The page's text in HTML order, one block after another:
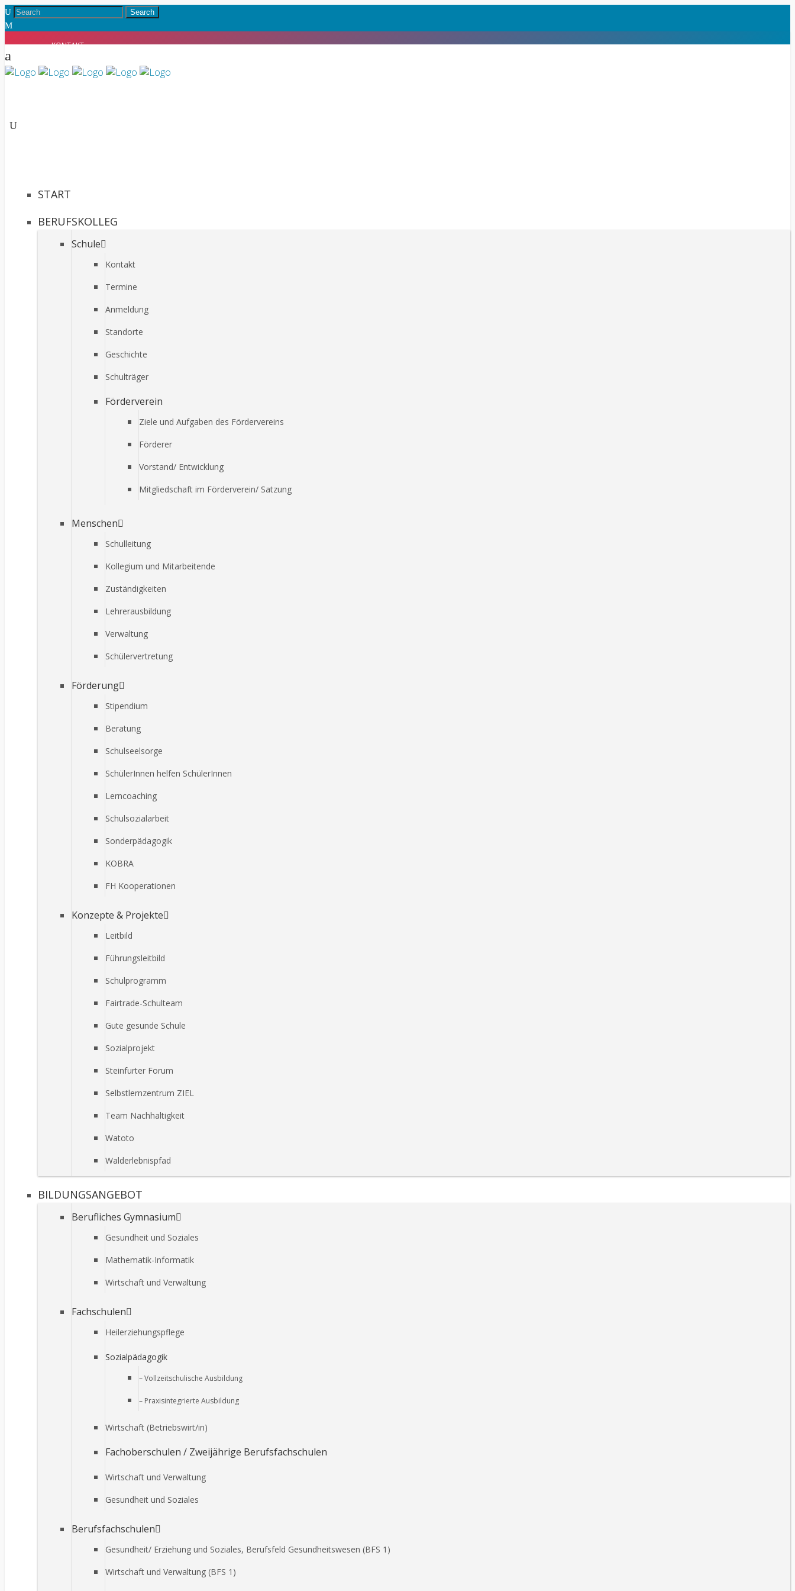
KONTAKT
START
BERUFSKOLLEG
Schule
Kontakt
Termine
Anmeldung
Standorte
Geschichte
Schulträger
Förderverein
Ziele und Aufgaben des Fördervereins
Förderer
Vorstand/ Entwicklung
Mitgliedschaft im Förderverein/ Satzung
Menschen
Schulleitung
Kollegium und Mitarbeitende
Zuständigkeiten
Lehrerausbildung
Verwaltung
Schülervertretung
Förderung
Stipendium
Beratung
Schulseelsorge
SchülerInnen helfen SchülerInnen
Lerncoaching
Schulsozialarbeit
Sonderpädagogik
KOBRA
FH Kooperationen
Konzepte & Projekte
Leitbild
Führungsleitbild
Schulprogramm
Fairtrade-Schulteam
Gute gesunde Schule
Sozialprojekt
Steinfurter Forum
Selbstlernzentrum ZIEL
Team Nachhaltigkeit
Watoto
Walderlebnispfad
BILDUNGSANGEBOT
Berufliches Gymnasium
Gesundheit und Soziales
Mathematik-Informatik
Wirtschaft und Verwaltung
Fachschulen
Heilerziehungspflege
Sozialpädagogik
– Vollzeitschulische Ausbildung
– Praxisintegrierte Ausbildung
Wirtschaft (Betriebswirt/in)
Fachoberschulen / Zweijährige Berufsfachschulen
Wirtschaft und Verwaltung
Gesundheit und Soziales
Berufsfachschulen
Gesundheit/ Erziehung und Soziales, Berufsfeld Gesundheitswesen (BFS 1)
Wirtschaft und Verwaltung (BFS 1)